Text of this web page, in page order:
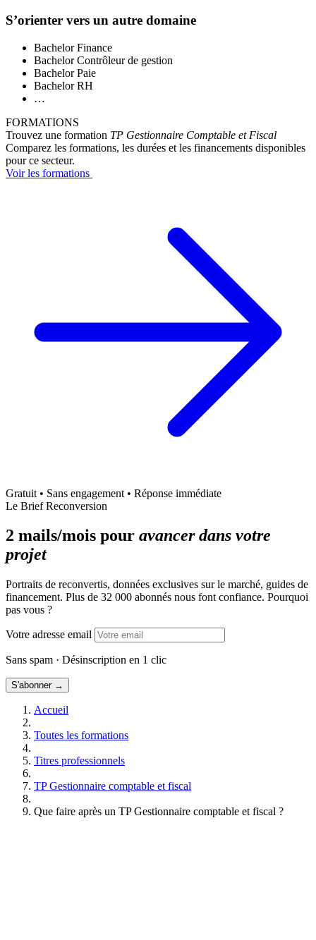
S’orienter vers un autre domaine
Bachelor Finance
Bachelor Contrôleur de gestion
Bachelor Paie
Bachelor RH
…
FORMATIONS
Trouvez une formation TP Gestionnaire Comptable et Fiscal
Comparez les formations, les durées et les financements disponibles
pour ce secteur.
Voir les formations
Gratuit • Sans engagement • Réponse immédiate
Le Brief Reconversion
2 mails/mois pour avancer dans votre
projet
Portraits de reconvertis, données exclusives sur le marché, guides de
financement. Plus de 32 000 abonnés nous font confiance. Pourquoi
pas vous ?
Votre adresse email
Sans spam · Désinscription en 1 clic
S'abonner →
Accueil
Toutes les formations
Titres professionnels
TP Gestionnaire comptable et fiscal
Que faire après un TP Gestionnaire comptable et fiscal ?